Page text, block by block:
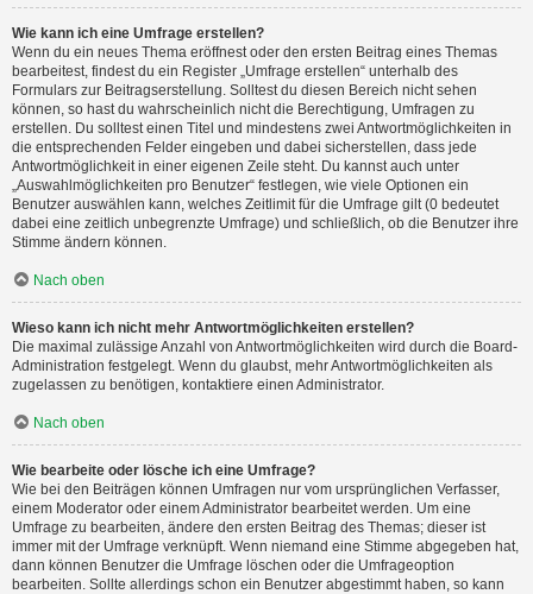
Wie kann ich eine Umfrage erstellen?
Wenn du ein neues Thema eröffnest oder den ersten Beitrag eines Themas
bearbeitest, findest du ein Register „Umfrage erstellen“ unterhalb des
Formulars zur Beitragserstellung. Solltest du diesen Bereich nicht sehen
können, so hast du wahrscheinlich nicht die Berechtigung, Umfragen zu
erstellen. Du solltest einen Titel und mindestens zwei Antwortmöglichkeiten in
die entsprechenden Felder eingeben und dabei sicherstellen, dass jede
Antwortmöglichkeit in einer eigenen Zeile steht. Du kannst auch unter
„Auswahlmöglichkeiten pro Benutzer“ festlegen, wie viele Optionen ein
Benutzer auswählen kann, welches Zeitlimit für die Umfrage gilt (0 bedeutet
dabei eine zeitlich unbegrenzte Umfrage) und schließlich, ob die Benutzer ihre
Stimme ändern können.
Nach oben
Wieso kann ich nicht mehr Antwortmöglichkeiten erstellen?
Die maximal zulässige Anzahl von Antwortmöglichkeiten wird durch die Board-
Administration festgelegt. Wenn du glaubst, mehr Antwortmöglichkeiten als
zugelassen zu benötigen, kontaktiere einen Administrator.
Nach oben
Wie bearbeite oder lösche ich eine Umfrage?
Wie bei den Beiträgen können Umfragen nur vom ursprünglichen Verfasser,
einem Moderator oder einem Administrator bearbeitet werden. Um eine
Umfrage zu bearbeiten, ändere den ersten Beitrag des Themas; dieser ist
immer mit der Umfrage verknüpft. Wenn niemand eine Stimme abgegeben hat,
dann können Benutzer die Umfrage löschen oder die Umfrageoption
bearbeiten. Sollte allerdings schon ein Benutzer abgestimmt haben, so kann